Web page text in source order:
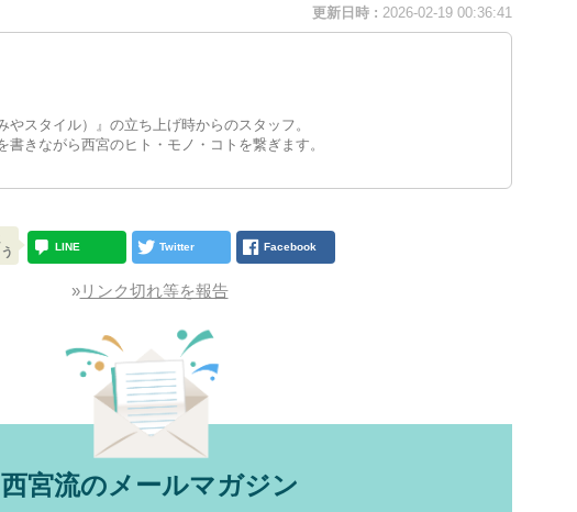
更新日時 : 2026-02-19 00:36:41
やスタイル）』の立ち上げ時からのスタッフ。
書きながら西宮のヒト・モノ・コトを繋ぎます。
LINE Twitter Facebook
»リンク切れ等を報告
西宮流のメールマガジン